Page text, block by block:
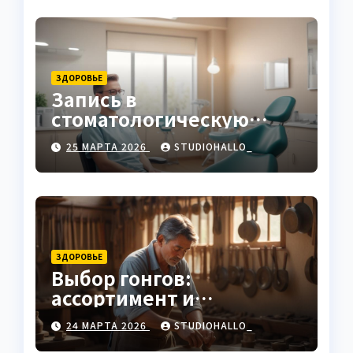
ЗДОРОВЬЕ
Запись в
стоматологическую
клинику
25 МАРТА 2026 STUDIOHALLO_
ЗДОРОВЬЕ
Выбор гонгов:
ассортимент и
характеристики
24 МАРТА 2026 STUDIOHALLO_